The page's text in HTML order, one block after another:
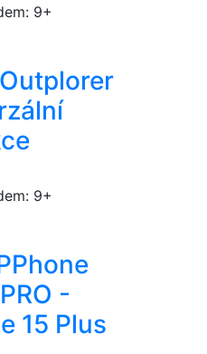
9+
Outplorer
9+
Phone
-
15 Plus